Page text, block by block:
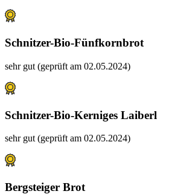
Schnitzer-Bio-Fünfkornbrot
sehr gut (geprüft am 02.05.2024)
Schnitzer-Bio-Kerniges Laiberl
sehr gut (geprüft am 02.05.2024)
Bergsteiger Brot